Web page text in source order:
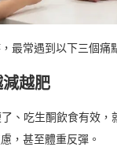
最常遇到以下三個痛
越肥
、吃生酮飲食有效，
，甚至體重反彈。